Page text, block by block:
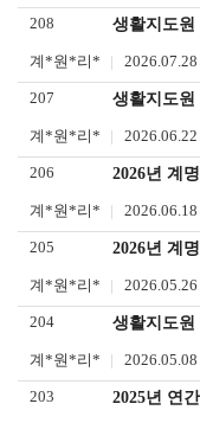
208 생활지도원
계*원*리* 2026.07.28
207 생활지도원
계*원*리* 2026.06.22
206
계*원*리* 2026.06.18
205
계*원*리* 2026.05.26
204 생활지도원
계*원*리* 2026.05.08
203